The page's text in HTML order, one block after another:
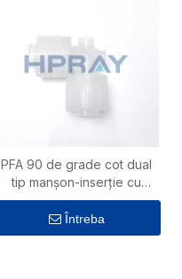
PFA 90 de grade cot dual
tip manșon-inserție cu
economie de spațiu
Întreba